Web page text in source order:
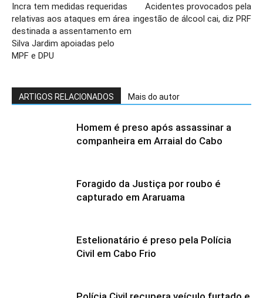
Incra tem medidas requeridas
relativas aos ataques em área
destinada a assentamento em
Silva Jardim apoiadas pelo
MPF e DPU
Acidentes provocados pela
ingestão de álcool cai, diz PRF
ARTIGOS RELACIONADOS Mais do autor
Homem é preso após assassinar a
companheira em Arraial do Cabo
Foragido da Justiça por roubo é
capturado em Araruama
Estelionatário é preso pela Polícia
Civil em Cabo Frio